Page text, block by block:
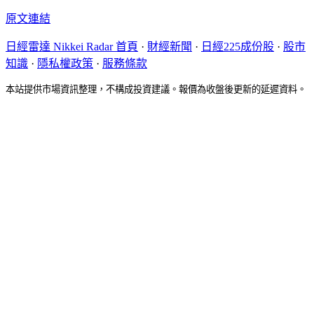
原文連結
日經雷達 Nikkei Radar 首頁 · 財經新聞 · 日經225成份股 · 股市
知識 · 隱私權政策 · 服務條款
本站提供市場資訊整理，不構成投資建議。報價為收盤後更新的延遲資料。